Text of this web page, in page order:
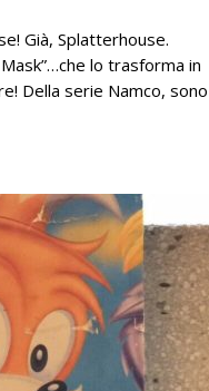
Già, Splatterhouse.
lo trasforma in
Della serie Namco, sono